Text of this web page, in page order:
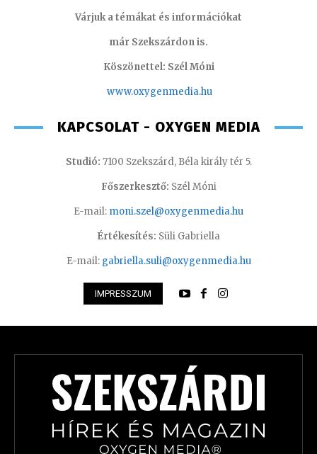
Várjuk a témákat és információkat
már Szekszárdon is.
Köszönettel: Szél Móni
www.oxygenmedia.hu
KAPCSOLAT - OXYGEN MEDIA
Studió: 7100 Szekszárd, Béla király tér 5.
Főszerkesztő: Szél Móni
E-mail: moni.szel@oxygenmedia.hu
Értékesítés: Süli Gabriella
E-mail: gabriella.suli@oxygenmedia.hu
IMPRESSZUM